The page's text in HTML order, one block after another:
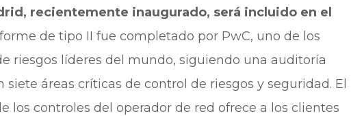
recientemente inaugurado, será incluido en el
de tipo II fue completado por PwC, uno de los
riesgos líderes del mundo, siguiendo una auditoría
siete áreas críticas de control de riesgos y seguridad. El
los controles del operador de red ofrece a los clientes